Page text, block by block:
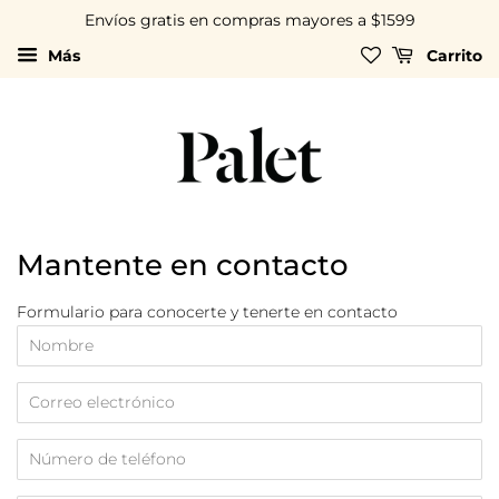
Envíos gratis en compras mayores a $1599
Más
Carrito
Mantente en contacto
Formulario para conocerte y tenerte en contacto
Nombre
Correo
electrónico
Número
de